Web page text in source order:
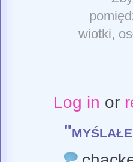
wiotki,
Log in or